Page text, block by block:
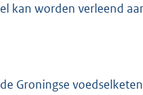
kan worden verleend
Groningse